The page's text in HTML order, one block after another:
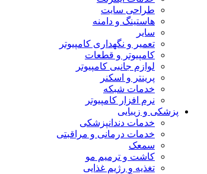
طراحی سایت
هاستینگ و دامنه
سایر
تعمیر و نگهداری کامپیوتر
کامپیوتر و قطعات
لوازم جانبی کامپیوتر
پرینتر و اسکنر
خدمات شبکه
نرم افزار کامپیوتر
پزشکی و زیبایی
خدمات دندانپزشکی
خدمات درمانی و مراقبتی
سمعک
کاشت و ترمیم مو
تغذیه و رژیم غذایی